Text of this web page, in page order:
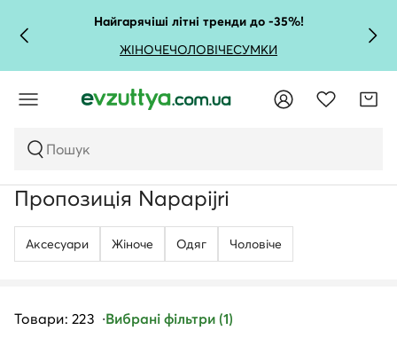
Найгарячіші літні тренди до -35%!
ЖІНОЧЕЧОЛОВІЧЕСУМКИ
Пошук
Пропозиція Napapijri
Аксесуари Жіноче Одяг Чоловічe
Товари: 223 Вибрані фільтри (1)